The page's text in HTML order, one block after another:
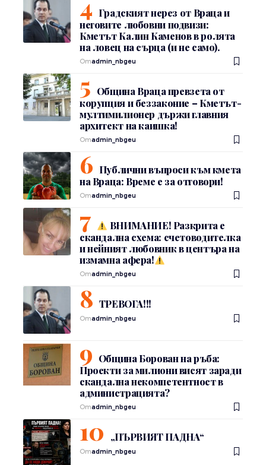
Градският нерез от Враца и
неговите любовни подвизи:
Кметът Калин Каменов в ролята
на ловец на сърца (и не само).
Отadmin_nbgeu
Община Враца превзета от
корупция и беззаконие – Кметът-
мултимилионер държи главния
архитект на каишка!
Отadmin_nbgeu
Публични въпроси към кмета
на Враца: Време е за отговори!
Отadmin_nbgeu
ВНИМАНИЕ! Разкрита е
скандална схема: счетоводителка
и нейният любовник в центъра на
измамна афера!
Отadmin_nbgeu
ТРЕВОГА!!!
Отadmin_nbgeu
Община Борован на ръба:
Проекти за милиони висят заради
скандална некомпетентност в
администрацията?
Отadmin_nbgeu
„ПЪРВИЯТ ПАДНА“
Отadmin_nbgeu